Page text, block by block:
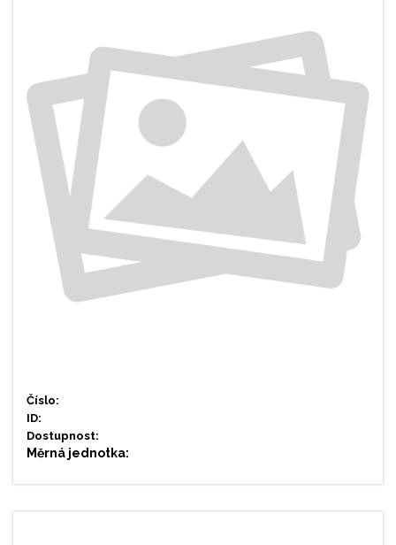
Číslo:
ID:
Dostupnost:
Měrná jednotka: